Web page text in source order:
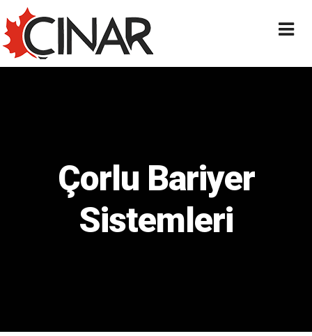
Çorlu Bariyer
Sistemleri